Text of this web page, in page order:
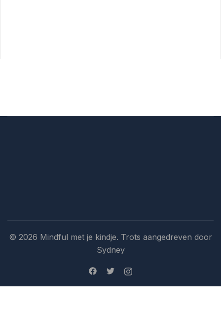
© 2026 Mindful met je kindje. Trots aangedreven door
Sydney